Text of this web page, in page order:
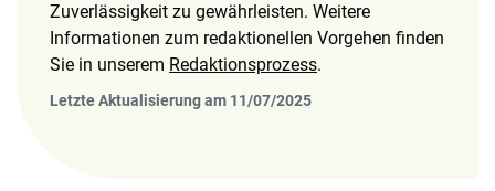
Zuverlässigkeit zu gewährleisten. Weitere
Informationen zum redaktionellen Vorgehen finden
Sie in unserem Redaktionsprozess.
Letzte Aktualisierung am 11/07/2025